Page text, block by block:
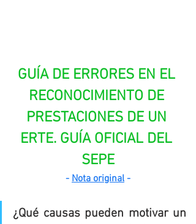
GUÍA DE ERRORES EN EL
RECONOCIMIENTO DE
PRESTACIONES DE UN
ERTE. GUÍA OFICIAL DEL
SEPE
- Nota original -
¿Qué causas pueden motivar un